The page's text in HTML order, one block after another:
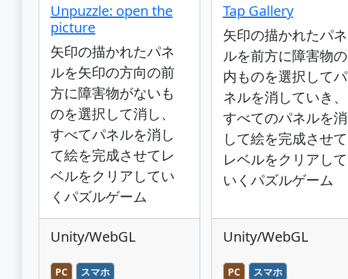
Unpuzzle: open the
picture
矢印の描かれたパネ
ルを矢印の方向の前
方に障害物がないも
のを選択して消し、
すべてパネルを消し
て絵を完成させてレ
ベルをクリアしてい
くパズルゲーム
Unity/WebGL
PC スマホ
Tap Gallery
矢印の描かれたパネ
ルを前方に障害物の
内ものを選択してパ
ネルを消していき、
すべてのパネルを消
して絵を完成させて
レベルをクリアして
いくパズルゲーム
Unity/WebGL
PC スマホ